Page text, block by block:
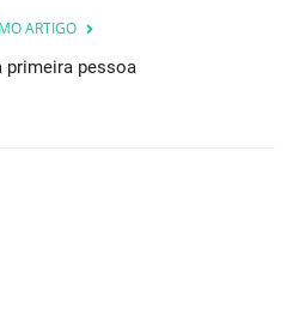
ARTIGO
primeira pessoa